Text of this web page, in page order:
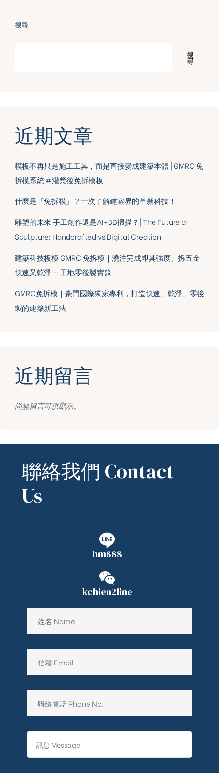
搜尋
搜
尋
近期文章
模板不再只是施工工具，而是直接變成建築本體 | GMRC 免
拆模系統 #灌漿後免拆模板
什麼是「免拆模」？一次了解建築界的革新科技！
雕塑的未來 手工創作還是AI+3D掃描？| The Future of
Sculpture: Handcrafted vs Digital Creation
建築科技板模 GMRC 免拆模｜澆注完成即具強度、拆五金
快速又乾淨 — 工地零後製實錄
GMRC免拆模｜豪門國際獨家專利，打造快速、乾淨、零後
製的建築新工法
近期留言
尚無留言可供顯示。
聯絡我們 Contact
Us
hm888
kchien2line